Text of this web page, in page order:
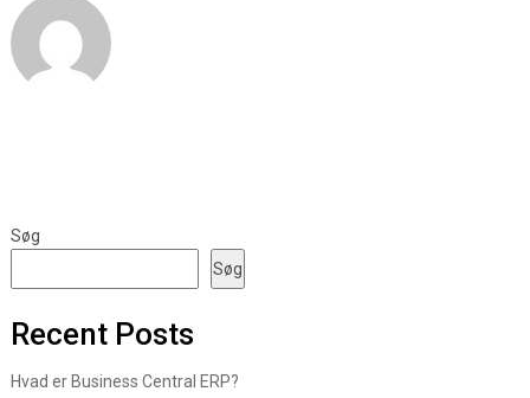
Søg
Søg
Recent Posts
Hvad er Business Central ERP?